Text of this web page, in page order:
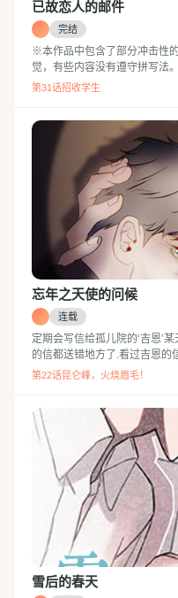
已故恋人的邮件
完结
※本作品中包含了部分冲击性
觉，有些内容没有遵守拼写法
是在玩电波？(02:22)所以如果
中遇到的李贤向他伸出了援手
第31话招收学生
忘年之天使的问候
连载
定期会写信给孤儿院的‘吉恩’
的信都送错地方了.看过吉恩的
也很满意于是勾引他一起度过
第22话昆仑峰，火烧眉毛！
雪后的春天